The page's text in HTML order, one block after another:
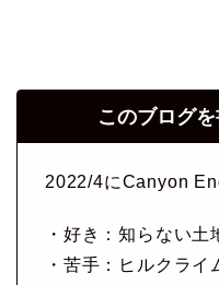
このブログ
2022/4にCanyon
・好き：知らない
・苦手：ヒルクライ